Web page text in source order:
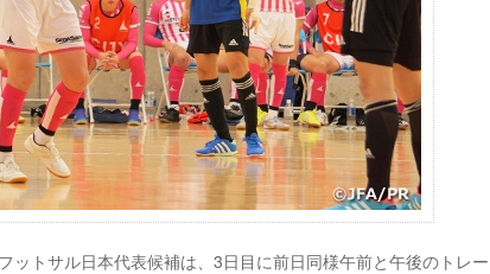
トサル日本代表候補は、3日目に前日同様午前と午後のトレ